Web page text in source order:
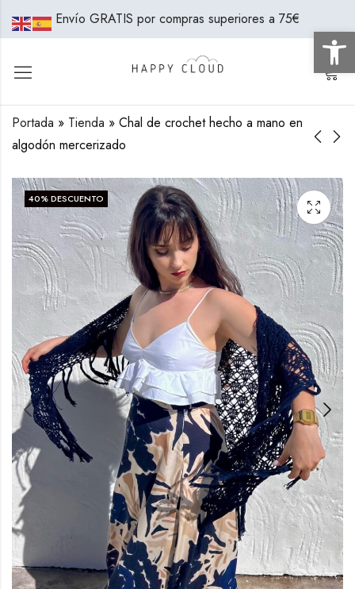
Abrir
Envío GRATIS por compras superiores a 75€
0
Portada » Tienda » Chal de crochet hecho a mano en
algodón mercerizado
Taller Monográfico
Neceser
50,00 €
Patron Chal de
Crochet – Descarga
PDF
2,00€ 6,90€
40% DESCUENTO